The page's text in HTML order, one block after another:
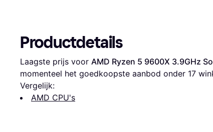
Productdetails
Laagste prijs voor AMD Ryzen 5 9600X 3.9GHz
momenteel het goedkoopste aanbod onder 17
Vergelijk:
AMD CPU's